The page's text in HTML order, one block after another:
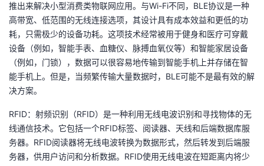
推出来解决小型消费类物联网应用。与Wi-Fi不同，BLE协议是一种
高带宽、低范围的无线连接选项，其设计具有成本效益和更低的功
耗，只需极少的设备功耗。这项技术经常被用于健身和医疗可穿戴
设备（例如，智能手表、血糖仪、脉搏血氧仪等）和智能家居设备
（例如，门锁），数据可以很容易地传输到智能手机上并存储在智
能手机上。但是，当频繁传输大量数据时，BLE可能不是最有效的解
决方案。
RFID：射频识别（RFID）是一种利用无线电波识别和寻找物体的无
线通信技术。它包括一个RFID标签、阅读器、天线和后端数据库服
务器。RFID阅读器将无线电波转换为数据形式，然后转发到后端服
务器，供用户访问和分析数据。RFID使用无线电波在短距离内将少